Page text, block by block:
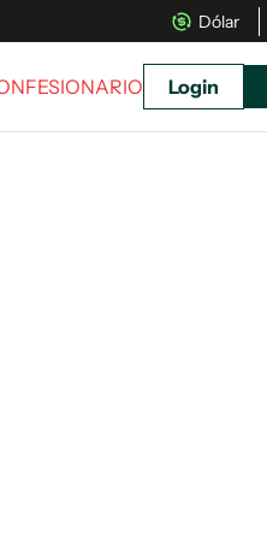
Dólar
Login